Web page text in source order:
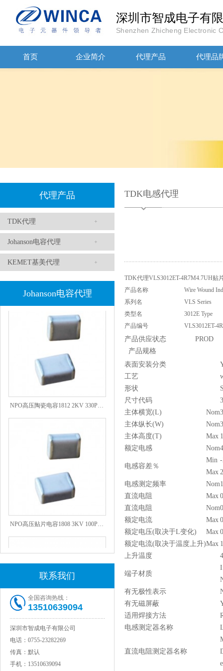
深圳市智成电子有
Shenzhen Zhicheng Electronic
首页 企业简介 代理产品 代理品
代理产品
TDK代理
Johanson电容代理
KEMET基美代理
Johanson电容代理
高压贴片电容2220 2KV X7R 0.01UF封装
1808 Y2 1NF安规贴片电容Johanson品牌
联系我们
全国咨询热线：
13510639094
深圳市智成电子有限公司
电话： 0755-23282269
传真： 默认
手机： 13510639094
TDK电感代理
TDK代理VLS3012ET-4R7M4.7UH贴
产品名称
Wire Wound
系列名
VLS Series
类型名
3012E Type
产品编号
VLS3012ET-
产品供应状态
PROD
产品规格
表面安装分类
工艺
形状
尺寸代码
主体横宽(L)
Nom
主体纵长(W)
Nom
主体高度(T)
Max
额定电感
Nom
电感容差％
Min
Max
电感测定频率
Nom
直流电阻
Max
直流电阻
Nom
额定电流
Max
额定电压(取决于L变化)
Max
额定电流(取决于温度上升)Max
上升温度
端子材质
有无极性表示
有无磁屏蔽
适用焊接方法
电感测定器名称
直流电阻测定器名称